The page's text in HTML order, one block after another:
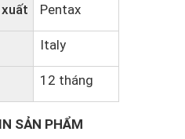
Pentax
Italy
12 tháng
SẢN PHẨM